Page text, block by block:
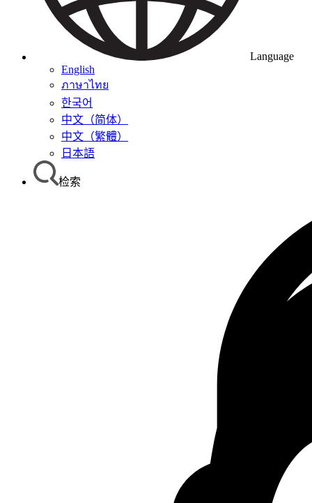
Language
English
ภาษาไทย
한국어
中文（简体）
中文（繁體）
日本語
检索